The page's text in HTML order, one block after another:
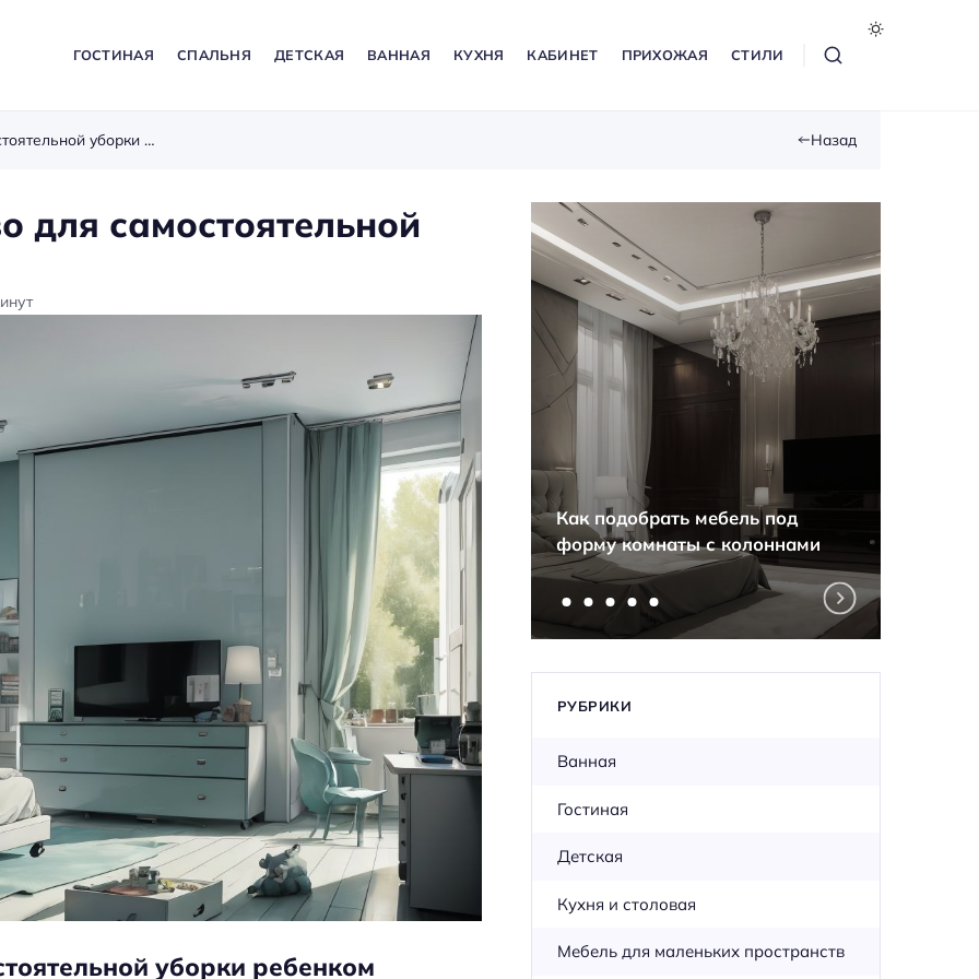
ГОСТИНАЯ СПАЛЬНЯ ДЕТСКАЯ ВАННАЯ КУХНЯ КАБИНЕТ ПРИХОЖАЯ СТИЛИ
Ящики на колесах: удобство для самостоятельной уборки ребенком Назад
для самостоятельной
уборки ребенком
Как выбрать мебель для
гостиной в доме с выходом на
Как подобрать мебель под
форму комнаты с колоннами
РУБРИКИ
Ванная
Гостиная
Детская
Кухня и столовая
Мебель для маленьких пространств